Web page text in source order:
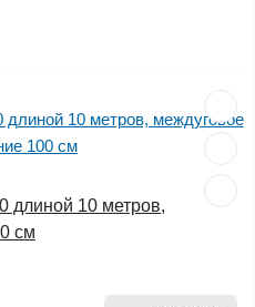
длиной 10 метров,
см